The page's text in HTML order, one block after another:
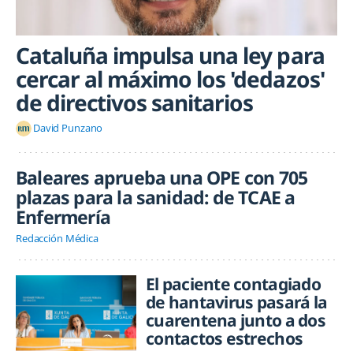
Cataluña impulsa una ley para
cercar al máximo los 'dedazos'
de directivos sanitarios
David Punzano
Baleares aprueba una OPE con 705
plazas para la sanidad: de TCAE a
Enfermería
Redacción Médica
El paciente contagiado
de hantavirus pasará la
cuarentena junto a dos
contactos estrechos